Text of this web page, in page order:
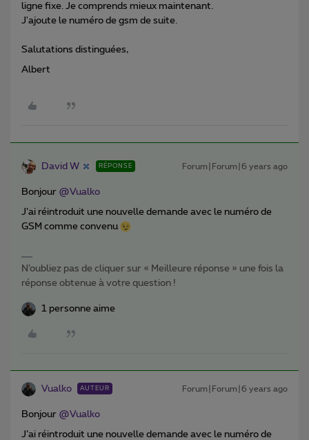
ligne fixe. Je comprends mieux maintenant.
J'ajoute le numéro de gsm de suite.
Salutations distinguées,
Albert
David W RÉPONSE Forum|Forum|6 years ago
Bonjour @Vualko
J’ai réintroduit une nouvelle demande avec le numéro de
GSM comme convenu
N’oubliez pas de cliquer sur « Meilleure réponse » une fois la
réponse obtenue à votre question !
1 personne aime
Vualko AUTEUR Forum|Forum|6 years ago
Bonjour @Vualko
J’ai réintroduit une nouvelle demande avec le numéro de